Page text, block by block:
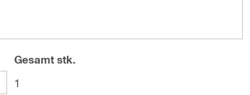
Gesamt stk.
1